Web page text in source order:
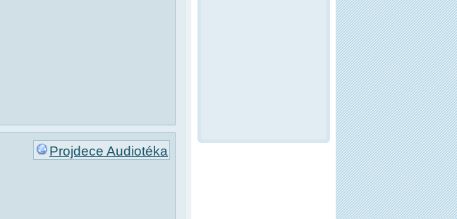
Projdece Audiotéka